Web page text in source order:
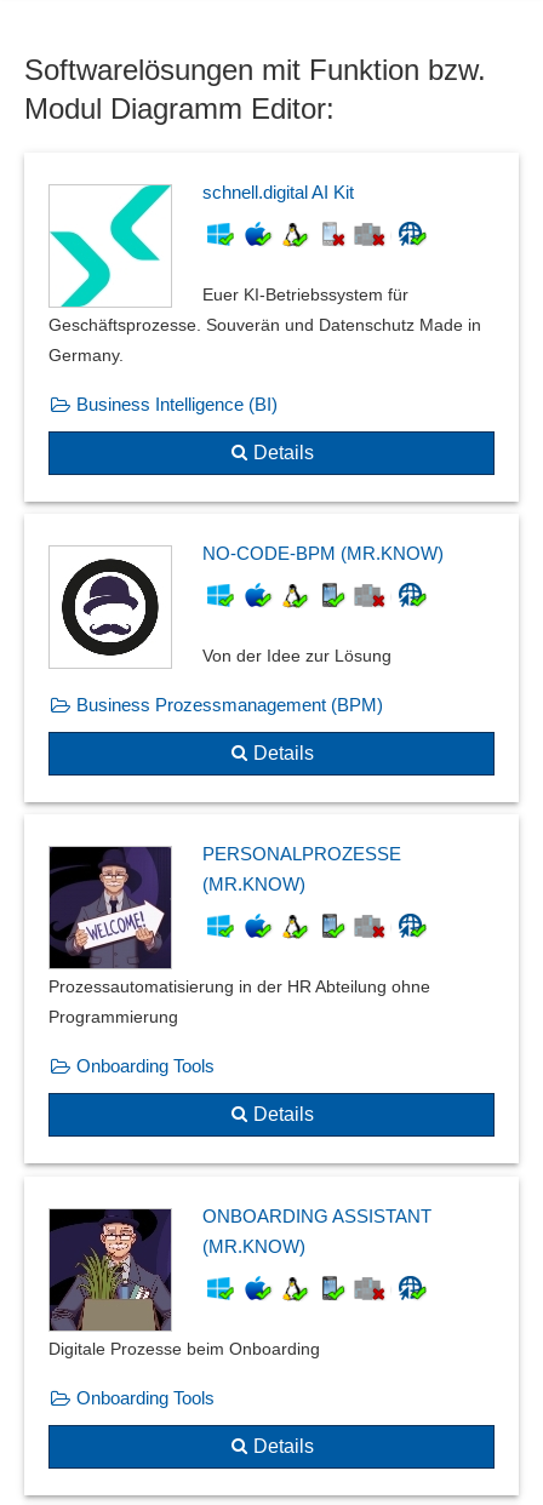
UML-Diagramme
Zieldiagrammen
Softwarelösungen mit Funktion bzw.
Modul Diagramm Editor:
schnell.digital AI Kit
Euer KI-Betriebssystem für
Geschäftsprozesse. Souverän und Datenschutz Made in
Germany.
Business Intelligence (BI)
Details
NO-CODE-BPM (MR.KNOW)
Von der Idee zur Lösung
Business Prozessmanagement (BPM)
Details
PERSONALPROZESSE
(MR.KNOW)
Prozessautomatisierung in der HR Abteilung ohne
Programmierung
Onboarding Tools
Details
ONBOARDING ASSISTANT
(MR.KNOW)
Digitale Prozesse beim Onboarding
Onboarding Tools
Details